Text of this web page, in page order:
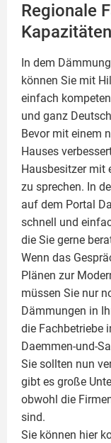
Regionale
In dem
können Sie mit
einfach
und ganz
Bevor mit einem
Hauses
Hausbesitzer mit
zu sprechen. In
auf dem Portal
schnell und
die Sie gerne
Wenn das
Plänen zur
müssen Sie nur
Dämmungen in
die Fachbetriebe
Daemmen-und-
Sie sollten nun
gibt es große
obwohl die
sind.
Sie können hier